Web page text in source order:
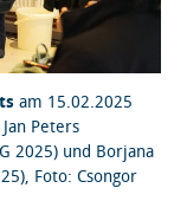
am 15.02.2025
Peters
2025) und Borjana
Foto: Csongor